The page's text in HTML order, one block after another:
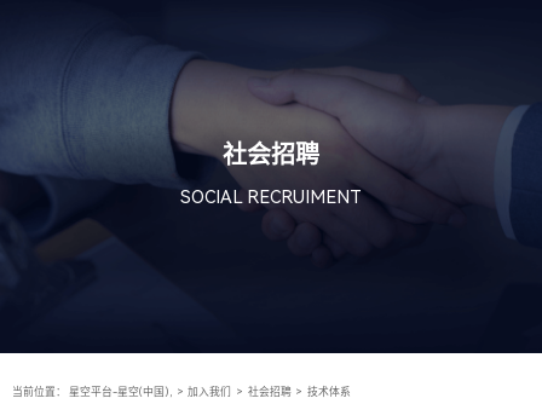
社会招聘
SOCIAL RECRUIMENT
当前位置： 星空平台-星空(中国), > 加入我们 > 社会招聘 > 技术体系